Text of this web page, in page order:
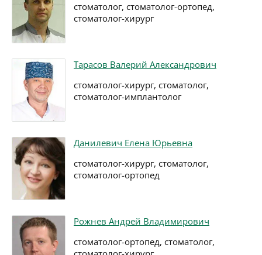
стоматолог, стоматолог-ортопед,
стоматолог-хирург
Тарасов Валерий Александрович
стоматолог-хирург, стоматолог,
стоматолог-имплантолог
Данилевич Елена Юрьевна
стоматолог-хирург, стоматолог,
стоматолог-ортопед
Рожнев Андрей Владимирович
стоматолог-ортопед, стоматолог,